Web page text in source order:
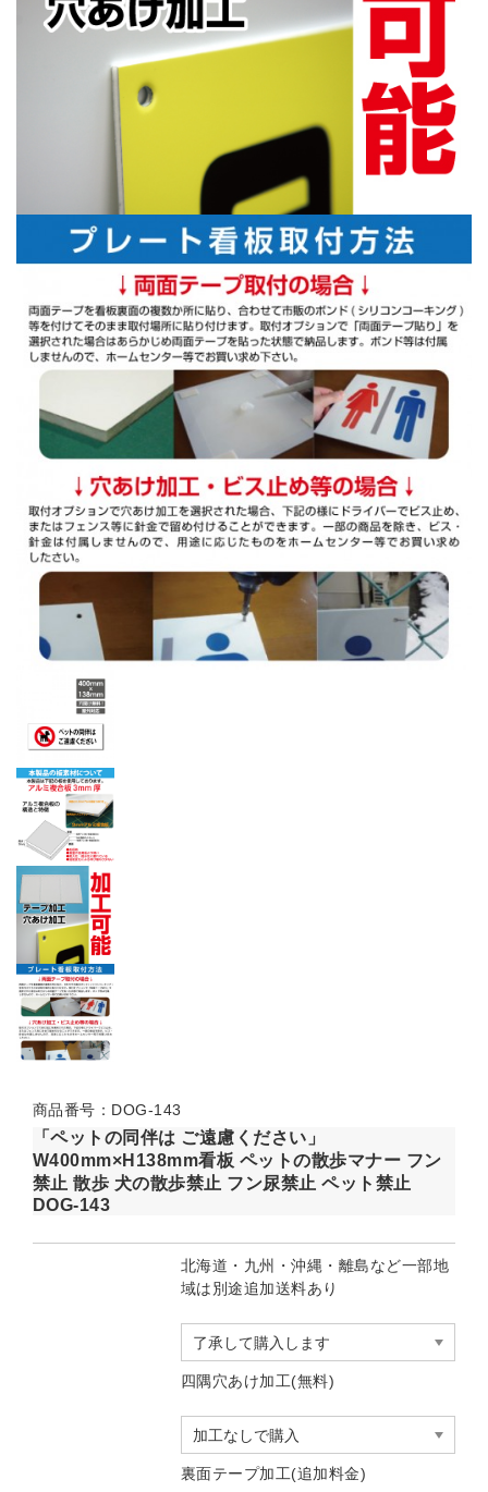
商品番号：DOG-143
「ペットの同伴は ご遠慮ください」
W400mm×H138mm看板 ペットの散歩マナー フン
禁止 散歩 犬の散歩禁止 フン尿禁止 ペット禁止
DOG-143
北海道・九州・沖縄・離島など一部地
域は別途追加送料あり
四隅穴あけ加工(無料)
裏面テープ加工(追加料金)